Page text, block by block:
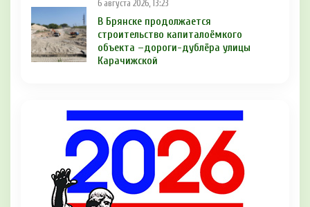
6 августа 2026, 13:23
В Брянске продолжается
строительство капиталоёмкого
объекта –дороги-дублёра улицы
Карачижской